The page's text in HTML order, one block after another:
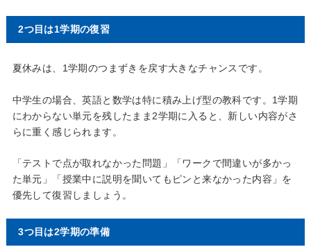
2つ目は1学期の復習
夏休みは、1学期のつまずきを戻す大きなチャンスです。
中学生の場合、英語と数学は特に積み上げ型の教科です。1学期
にわからない単元を残したまま2学期に入ると、新しい内容がさ
らに重く感じられます。
「テストで点が取れなかった問題」「ワークで間違いが多かっ
た単元」「授業中に説明を聞いてもピンと来なかった内容」を
優先して復習しましょう。
3つ目は2学期の準備